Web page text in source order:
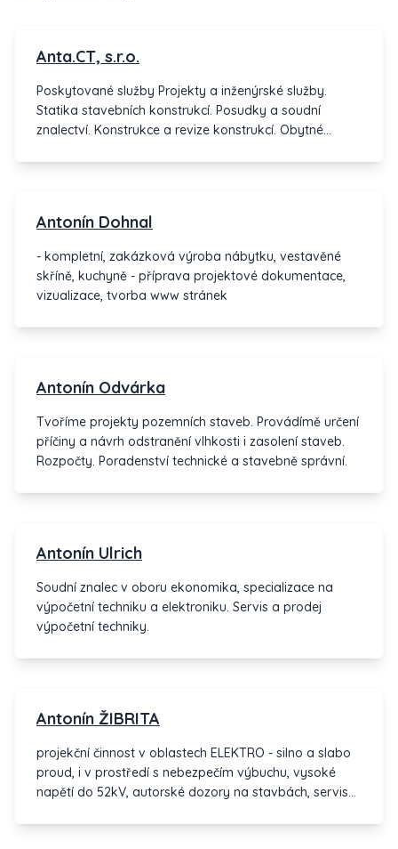
Anta.CT, s.r.o.
Poskytované služby Projekty a inženýrské služby.
Statika stavebních konstrukcí. Posudky a soudní
znalectví. Konstrukce a revize konstrukcí. Obytné
Antonín Dohnal
- kompletní, zakázková výroba nábytku, vestavěné
skříně, kuchyně - příprava projektové dokumentace,
vizualizace, tvorba www stránek
Antonín Odvárka
Tvoříme projekty pozemních staveb. Provádímě určení
příčiny a návrh odstranění vlhkosti i zasolení staveb.
Rozpočty. Poradenství technické a stavebně správní.
Antonín Ulrich
Soudní znalec v oboru ekonomika, specializace na
výpočetní techniku a elektroniku. Servis a prodej
výpočetní techniky.
Antonín ŽIBRITA
projekční činnost v oblastech ELEKTRO - silno a slabo
proud, i v prostředí s nebezpečím výbuchu, vysoké
napětí do 52kV, autorské dozory na stavbách, servisní